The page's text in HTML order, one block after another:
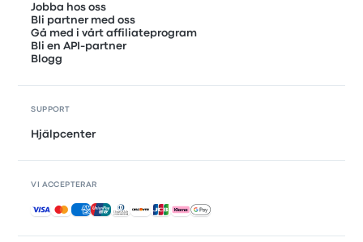
Jobba hos oss
Bli partner med oss
Gå med i vårt affiliateprogram
Bli en API-partner
Blogg
SUPPORT
Hjälpcenter
VI ACCEPTERAR
Accepterade betalningar